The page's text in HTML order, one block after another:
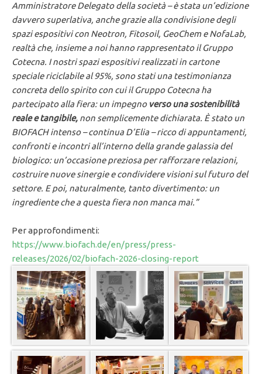
Amministratore Delegato della società – è stata un’edizione
davvero superlativa, anche grazie alla condivisione degli
spazi espositivi con Neotron, Fitosoil, GeoChem e NofaLab,
realtà che, insieme a noi hanno rappresentato il Gruppo
Cotecna. I nostri spazi espositivi realizzati in cartone
speciale riciclabile al 95%, sono stati una testimonianza
concreta dello spirito con cui il Gruppo Cotecna ha
partecipato alla fiera: un impegno verso una sostenibilità
reale e tangibile, non semplicemente dichiarata. È stato un
BIOFACH intenso– continua D’Elia –ricco di appuntamenti,
confronti e incontri all’interno della grande galassia del
biologico: un’occasione preziosa per rafforzare relazioni,
costruire nuove sinergie e condividere visioni sul futuro del
settore. E poi, naturalmente, tanto divertimento: un
ingrediente che a questa fiera non manca mai.”
Per approfondimenti:
https://www.biofach.de/en/press/press-
releases/2026/02/biofach-2026-closing-report